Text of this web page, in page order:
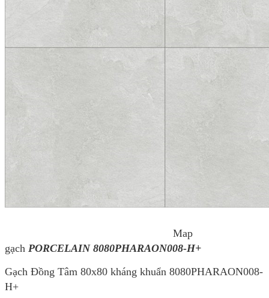
Map
gạch PORCELAIN 8080PHARAON008-H+
Gạch Đồng Tâm 80x80 kháng khuẩn 8080PHARAON008-
H+